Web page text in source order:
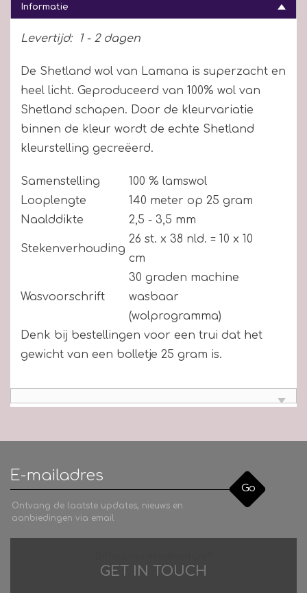
Informatie
Levertijd: 1 - 2 dagen
De Shetland wol van Lamana is superzacht en
heel licht. Geproduceerd van 100% wol van
Shetland schapen. Door de kleurvariatie
binnen de kleur wordt de echte Shetland
kleurstelling gecreëerd.
Samenstelling
100 % lamswol
Looplengte
140 meter op 25 gram
Naalddikte
2,5 - 3,5 mm
Stekenverhouding
26 st. x 38 nld. = 10 x 10
cm
Wasvoorschrift
30 graden machine
wasbaar
(wolprogramma)
Denk bij bestellingen voor een trui dat het
gewicht van een bolletje 25 gram is.
Go
Ontvang de laatste updates, nieuws en
aanbiedingen via email
GET IN TOUCH